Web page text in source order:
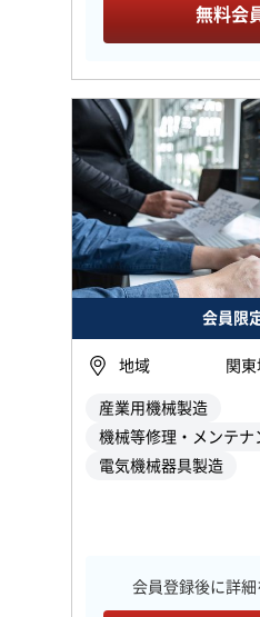
無料会
会員限
地域 関
産業用機械製造
機械等修理・メンテナ
電気機械器具製造
会員登録後に詳